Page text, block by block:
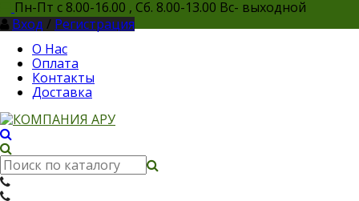
Пн-Пт с 8.00-16.00 , Сб. 8.00-13.00 Вс- выходной
Вход / Регистрация
О Нас
Оплата
Контакты
Доставка